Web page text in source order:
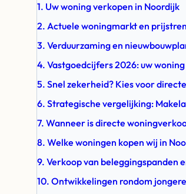
1. Uw woning verkopen in Noordijk
2. Actuele woningmarkt en
3. Verduurzaming en
4. Vastgoedcijfers 2026: uw
5. Snel zekerheid? Kies voor
6. Strategische vergelijking:
7. Wanneer is directe
8. Welke woningen kopen wij in
9. Verkoop van beleggingspanden
10. Ontwikkelingen rondom